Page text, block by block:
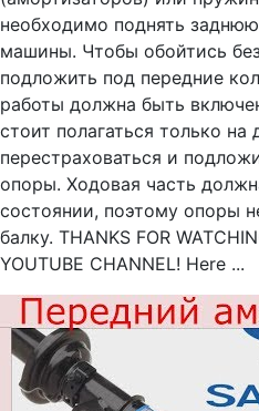
необходимо поднять
машины. Чтобы обойтись
подложить под передние
работы должна быть
стоит полагаться только на
перестраховаться и
опоры. Ходовая часть
состоянии, поэтому опоры
балку. THANKS FOR
YOUTUBE CHANNEL! Here ...